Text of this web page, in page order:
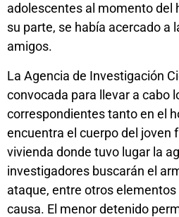
adolescentes al momento del
su parte, se había acercado a
amigos.
La Agencia de Investigación
convocada para llevar a cabo
correspondientes tanto en el
encuentra el cuerpo del joven
vivienda donde tuvo lugar la
investigadores buscarán el
ataque, entre otros
causa. El menor detenido